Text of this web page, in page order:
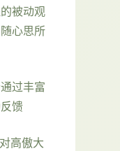
被动观
心思所
过丰富
馈
高傲大